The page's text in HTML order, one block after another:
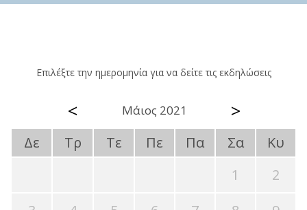
Επιλέξτε την ημερομηνία για να δείτε τις εκδηλώσεις
< Μάιος 2021 >
Δε Τρ Τε Πε Πα Σα
Κυ
1
2